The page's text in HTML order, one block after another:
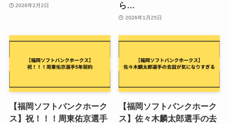
2026年2月2日
ら…
2026年1月25日
【福岡ソフトバンクホーク
ス】祝！！！周東佑京選手
【福岡ソフトバンクホーク
ス】佐々木麟太郎選手の去